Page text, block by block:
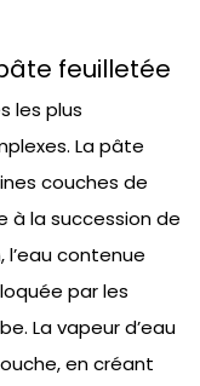
feuilletée
les plus
La pâte
couches de
à la succession de
l’eau contenue
par les
La vapeur d’eau
en créant